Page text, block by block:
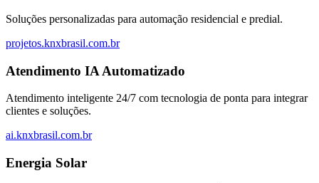
Soluções personalizadas para automação residencial e predial.
projetos.knxbrasil.com.br
Atendimento IA Automatizado
Atendimento inteligente 24/7 com tecnologia de ponta para integrar
clientes e soluções.
ai.knxbrasil.com.br
Energia Solar